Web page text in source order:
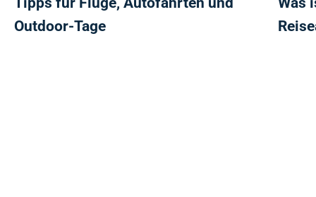
Outdoor-Tage